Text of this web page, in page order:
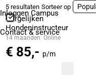
Inloggen Campus
Contact& service
5 resultaten Sorteer op
Vergelijken
Hondeninstructeur
14 maanden Online
€ 85,- p/m